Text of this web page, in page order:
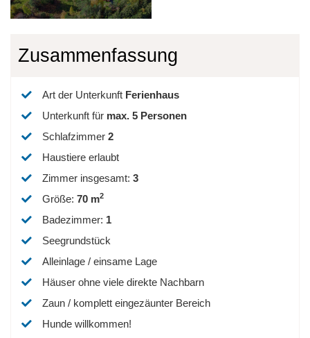
Zusammenfassung
Art der Unterkunft Ferienhaus
Unterkunft für max. 5 Personen
Schlafzimmer 2
Haustiere erlaubt
Zimmer insgesamt: 3
Größe: 70 m2
Badezimmer: 1
Seegrundstück
Alleinlage / einsame Lage
Häuser ohne viele direkte Nachbarn
Zaun / komplett eingezäunter Bereich
Hunde willkommen!